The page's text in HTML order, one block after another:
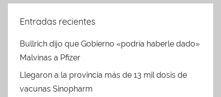
Entradas recientes
Bullrich dijo que Gobierno «podría haberle dado»
Malvinas a Pfizer
Llegaron a la provincia más de 13 mil dosis de
vacunas Sinopharm